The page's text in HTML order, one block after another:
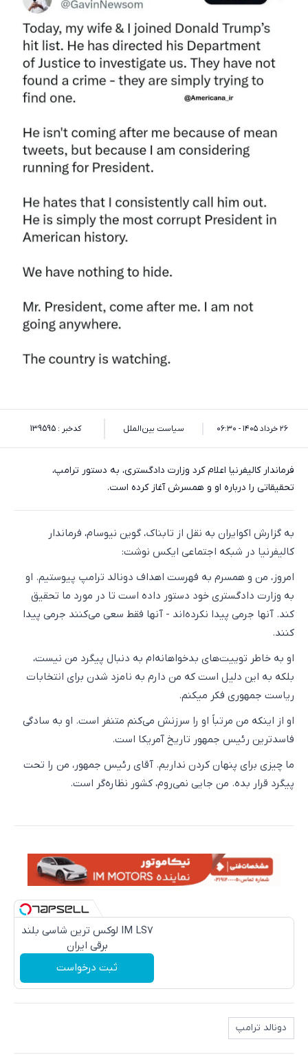
۲۶ خرداد ۱۴۰۵ - ۰۶:۳۰ سیاست بین‌الملل کدخبر : 139595
فرماندار کالیفرنیا اعلام کرد وزارت دادگستری، به دستور ترامپ،
تحقیقاتی را درباره او و همسرش آغاز کرده است.
به گزارش اکو‌ایران به نقل از تابناک، گوین نیوسام، فرماندار
کالیفرنیا در شبکه اجتماعی ایکس نوشت:
امروز، من و همسرم به فهرست اهداف دونالد ترامپ پیوستیم. او
به وزارت دادگستری خود دستور داده است تا در مورد ما تحقیق
کند. آنها جرمی پیدا نکرده‌اند - آنها فقط سعی می‌کنند جرمی پیدا
کنند.
او به خاطر توییت‌های بدخواهانه‌ام به دنبال پیگرد من نیست،
بلکه به این دلیل است که من دارم به نامزد شدن برای انتخابات
ریاست جمهوری فکر میکنم.
او از اینکه من مرتباً او را سرزنش می‌کنم متنفر است. او به سادگی
فاسدترین رئیس جمهور تاریخ آمریکا است.
ما چیزی برای پنهان کردن نداریم. آقای رئیس جمهور، من را تحت
پیگرد قرار بده. من جایی نمی‌روم، کشور نظاره‌گر است.
IM LS7 لوکس ترین شاسی بلند
برقی ایران
ثبت درخواست
دونالد ترامپ